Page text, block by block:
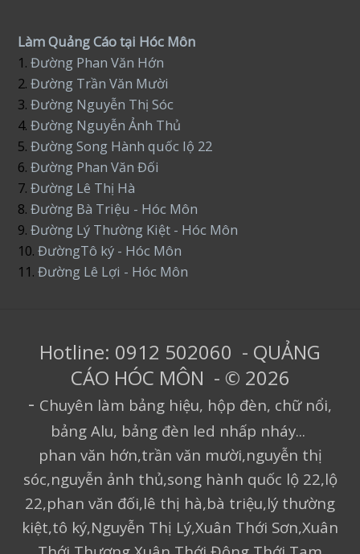
Làm Quảng Cáo tại Hóc Môn
1.Đường Phan Văn Hớn
2.Đường Trần Văn Mười
3.Đường Nguyễn Thị Sóc
4. Đường Nguyễn Ảnh Thủ
5.Đường Song Hành quốc lộ 22
6.Đường Phan Văn Đối
7. Đường Lê Thị Hà
8.Đường Bà Triệu - Hóc Môn
9.Đường Lý Thường Kiệt - Hóc Môn
10.ĐườngTô ký - Hóc Môn
11.Đường Lê Lợi - Hóc Môn
Hotline: 0912 502060 - QUẢNG
CÁO HÓC MÔN - © 2026
- Chuyên làm bảng hiệu, hộp đèn, chữ nổi,
bảng Alu, bảng đèn led nhấp nháy...
phan văn hớn,trần văn mười,nguyễn thị
sóc,nguyễn ảnh thủ,song hành quốc lộ 22,lộ
22,phan văn đối,lê thị hà,bà triệu,lý thường
kiệt,tô ký,Nguyễn Thị Lý,Xuân Thới Sơn,Xuân